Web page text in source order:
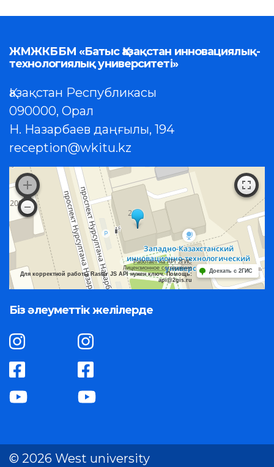
ЖМЖКББМ «Батыс Қазақстан инновациялық-
технологиялық университеті»
Қазақстан Республикасы
090000, Орал
Н. Назарбаев даңғылы, 194
reception@wkitu.kz
Работает на API 2ГИС
Лицензионное соглашение
Для корректной работы Raster JS API нужен ключ. Помощь:
api@2gis.ru
Доехать с 2ГИС
Біз әлеуметтік желілерде
© 2026 West university